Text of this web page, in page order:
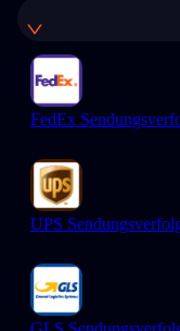
FedEx
UPS